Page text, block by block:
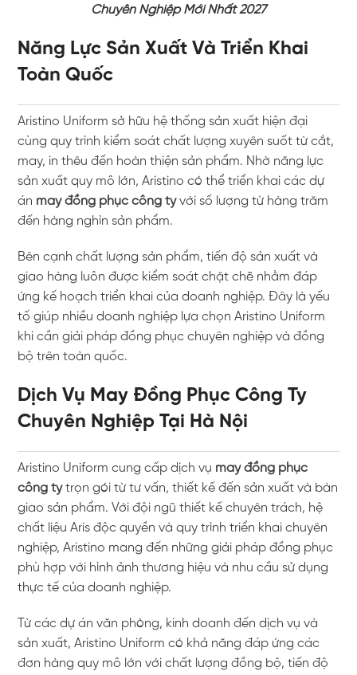
Chuyên Nghiệp Mới Nhất 2027
Năng Lực Sản Xuất Và Triển Khai
Toàn Quốc
Aristino Uniform sở hữu hệ thống sản xuất hiện đại
cùng quy trình kiểm soát chất lượng xuyên suốt từ cắt,
may, in thêu đến hoàn thiện sản phẩm. Nhờ năng lực
sản xuất quy mô lớn, Aristino có thể triển khai các dự
án may đồng phục công tyvới số lượng từ hàng trăm
đến hàng nghìn sản phẩm.
Bên cạnh chất lượng sản phẩm, tiến độ sản xuất và
giao hàng luôn được kiểm soát chặt chẽ nhằm đáp
ứng kế hoạch triển khai của doanh nghiệp. Đây là yếu
tố giúp nhiều doanh nghiệp lựa chọn Aristino Uniform
khi cần giải pháp đồng phục chuyên nghiệp và đồng
bộ trên toàn quốc.
Dịch Vụ May Đồng Phục Công Ty
Chuyên Nghiệp Tại Hà Nội
Aristino Uniform cung cấp dịch vụ may đồng phục
công tytrọn gói từ tư vấn, thiết kế đến sản xuất và bàn
giao sản phẩm. Với đội ngũ thiết kế chuyên trách, hệ
chất liệu Aris độc quyền và quy trình triển khai chuyên
nghiệp, Aristino mang đến những giải pháp đồng phục
phù hợp với hình ảnh thương hiệu và nhu cầu sử dụng
thực tế của doanh nghiệp.
Từ các dự án văn phòng, kinh doanh đến dịch vụ và
sản xuất, Aristino Uniform có khả năng đáp ứng các
đơn hàng quy mô lớn với chất lượng đồng bộ, tiến độ